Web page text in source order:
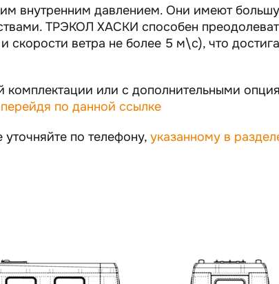
внутренним давлением. Они имеют
ТРЭКОЛ ХАСКИ способен
ветра не более 5 м\с), что
комплектации или с дополнительными
перейдя по данной ссылке
по телефону, указанному в